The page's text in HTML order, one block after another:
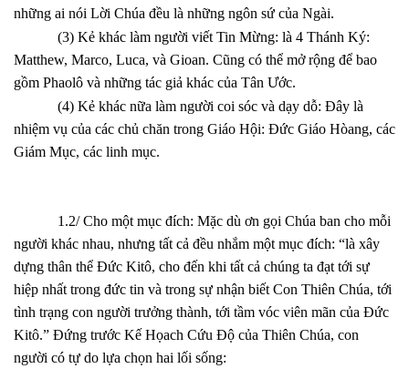
những ai nói Lời Chúa đều là những ngôn sứ của Ngài.
(3) Kẻ khác làm người viết Tin Mừng: là 4 Thánh Ký:
Matthew, Marco, Luca, và Gioan. Cũng có thể mở rộng để bao
gồm Phaolô và những tác giả khác của Tân Ước.
(4) Kẻ khác nữa làm người coi sóc và dạy dỗ: Đây là
nhiệm vụ của các chủ chăn trong Giáo Hội: Đức Giáo Hòang, các
Giám Mục, các linh mục.
1.2/ Cho một mục đích: Mặc dù ơn gọi Chúa ban cho mỗi
người khác nhau, nhưng tất cả đều nhắm một mục đích: “là xây
dựng thân thể Đức Kitô, cho đến khi tất cả chúng ta đạt tới sự
hiệp nhất trong đức tin và trong sự nhận biết Con Thiên Chúa, tới
tình trạng con người trưởng thành, tới tầm vóc viên mãn của Đức
Kitô.” Đứng trước Kế Họach Cứu Độ của Thiên Chúa, con
người có tự do lựa chọn hai lối sống: